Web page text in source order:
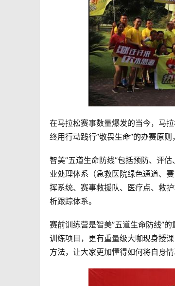
在马拉松赛事数量爆发的当今，马
终用行动践行”敬畏生命”的办赛原
智美”五道生命防线”包括预防、评
业处理体系（急救医院绿色通道、
挥系统、赛事救援队、医疗点、救
析跟踪体系。
赛前训练营是智美”五道生命防线”
训练项目，更有重量级大咖现身授
方法，让大家更加懂得如何将自身